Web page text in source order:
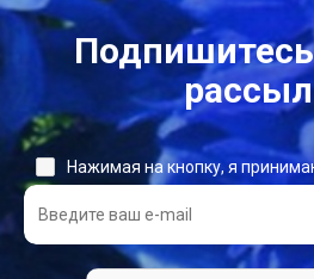
Нажимая на кнопку, я